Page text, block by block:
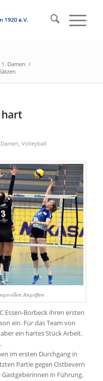
1. Damen /
hart
, Volleyball
Angriffen
Essen-Borbeck ihren ersten
ein. Für das Team von
ein hartes Stück Arbeit.
im ersten Durchgang in
Partie gegen Ostbevern
in Führung.